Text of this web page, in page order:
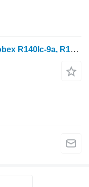
Hyundai Soporte de alternador Robex R140lc-9a, R160lc-9a Zuac-00508 ZUAC-00508